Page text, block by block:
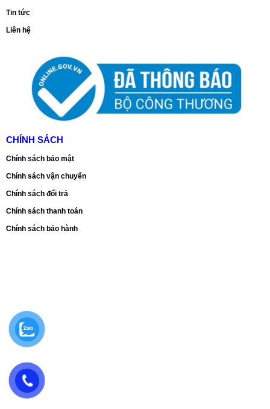
Tin tức
Liên hệ
CHÍNH SÁCH
Chính sách bảo mật
Chính sách vận chuyển
Chính sách đổi trả
Chính sách thanh toán
Chính sách bảo hành